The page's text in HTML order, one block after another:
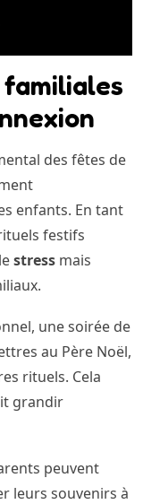
des fêtes de
enfants. En tant
festifs
stress mais
une soirée de
au Père Noël,
rituels. Cela
grandir
peuvent
leurs souvenirs à